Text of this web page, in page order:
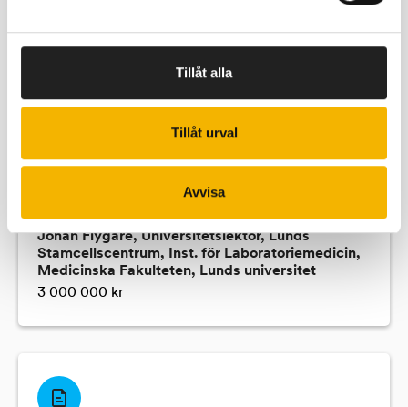
Tillåt alla
Tillåt urval
Avvisa
VectorUnbound, en öppen
verktygslåda med virala vektorer för
genterapi.
VectorUnbound kommer att främja akademiska
samarbeten samt påskynda utvecklingen och
tillgängligheten av innovativa ATMPs för patienter.
Johan Flygare, Universitetslektor, Lunds
Stamcellscentrum, Inst. för Laboratoriemedicin,
Medicinska Fakulteten, Lunds universitet
3 000 000 kr